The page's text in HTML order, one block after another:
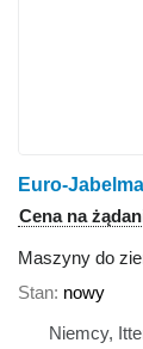
Cena na
Maszyny do
Stan nowy
Niemcy,